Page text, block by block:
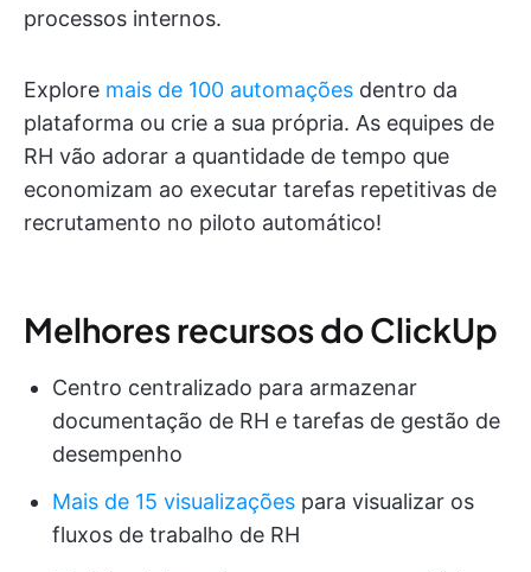
processos internos.
Explore mais de 100 automações dentro da
plataforma ou crie a sua própria. As equipes de
RH vão adorar a quantidade de tempo que
economizam ao executar tarefas repetitivas de
recrutamento no piloto automático!
Melhores recursos do ClickUp
Centro centralizado para armazenar
documentação de RH e tarefas de gestão de
desempenho
Mais de 15 visualizações para visualizar os
fluxos de trabalho de RH